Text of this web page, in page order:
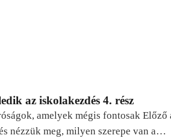
az iskolakezdés 4. rész
amelyek mégis fontosak
nézzük meg, milyen szerepe van a…